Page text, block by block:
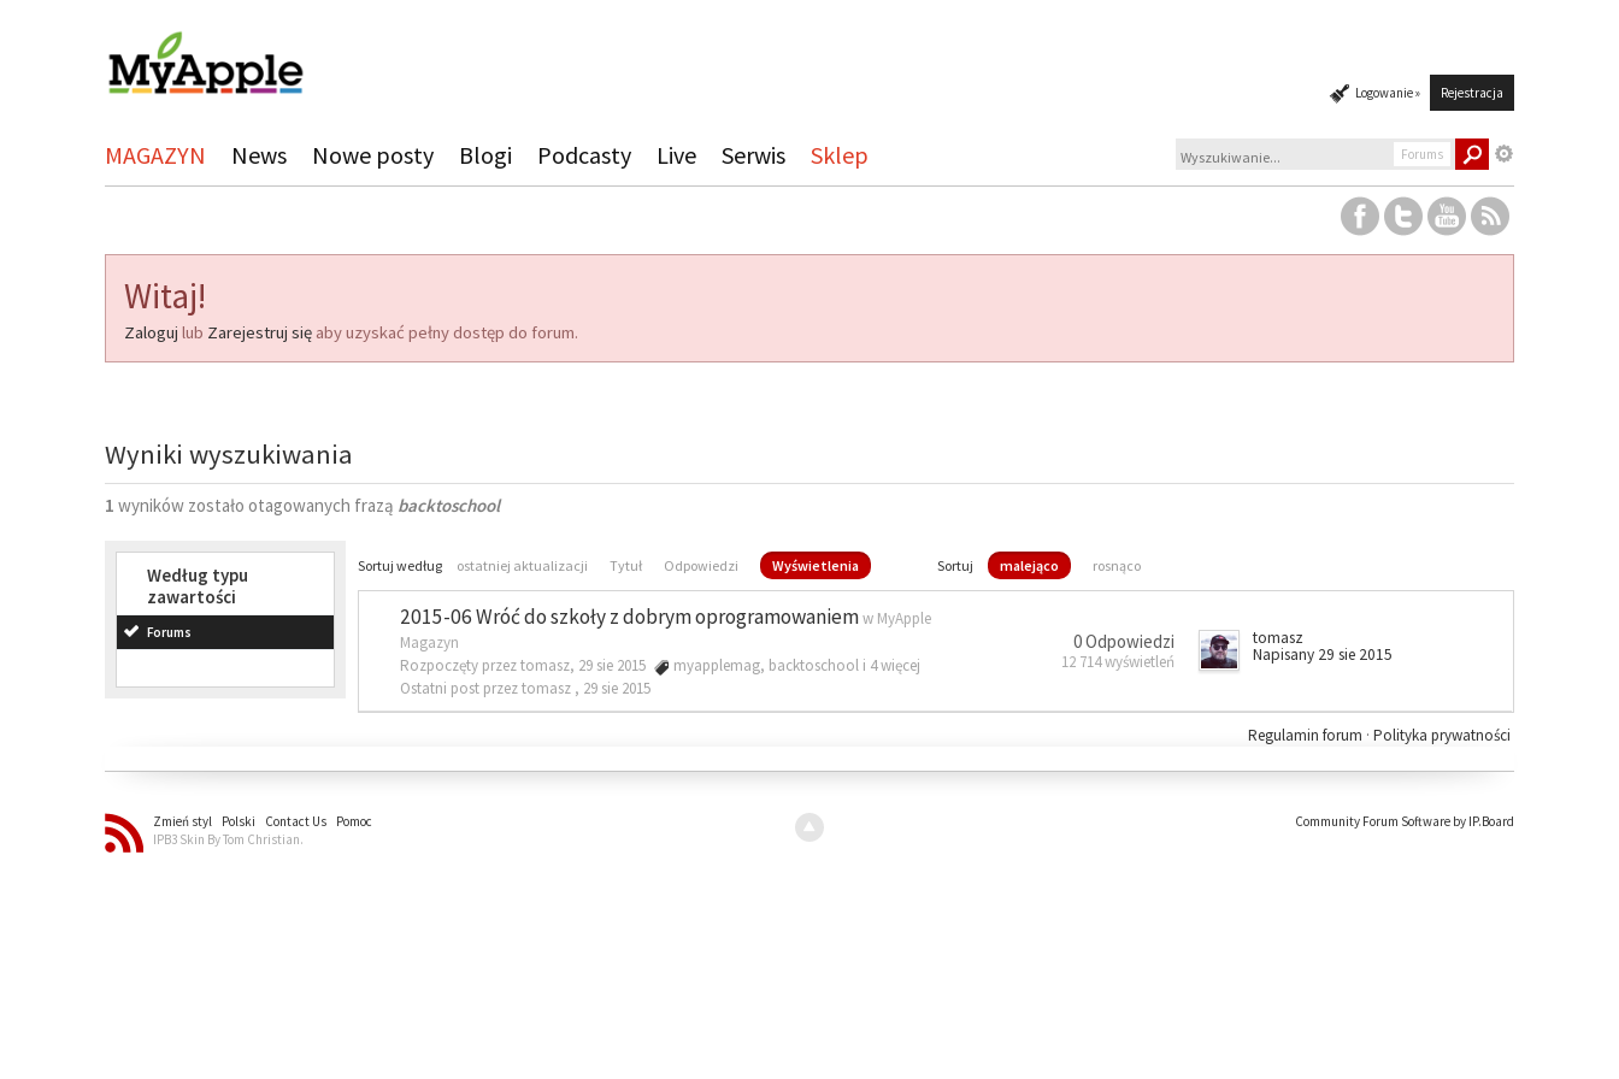
Logowanie » Rejestracja
MAGAZYN News Nowe posty Blogi Podcasty Live Serwis Sklep Forums
Witaj!
Zaloguj lub Zarejestruj się aby uzyskać pełny dostęp do forum.
Wyniki wyszukiwania
1 wyników zostało otagowanych frazą backtoschool
Według typu
zawartości
Forums
Sortuj według ostatniej aktualizacji Tytuł Odpowiedzi Wyświetlenia Sortuj malejąco rosnąco
2015-06 Wróć do szkoły z dobrym oprogramowaniemw MyApple
Magazyn
Rozpoczęty przez tomasz, 29 sie 2015
myapplemag, backtoschool i 4 więcej
Ostatni post przez tomasz , 29 sie 2015
0 Odpowiedzi
12 714 wyświetleń
tomasz
Napisany 29 sie 2015
Polityka prywatności
Regulamin forum ·
Zmień styl Polski Contact Us
Pomoc
IPB3 Skin By Tom Christian.
Community Forum Software by IP.Board